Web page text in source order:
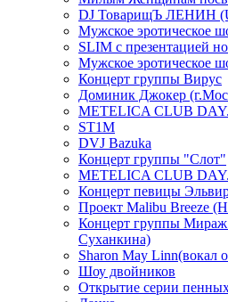
DJ ТоварищЪ ЛЕНИН
Мужское эротическое
SLIM с презентацией
Мужское эротическое
Концерт группы Вирус
Доминик Джокер
METELICA CLUB
ST1M
DVJ Bazuka
Концерт группы "Слот"
METELICA CLUB
Концерт певицы
Проект Malibu Breeze
Концерт группы Мираж
Суханкина)
Sharon May Linn(вокал
Шоу двойников
Открытие серии